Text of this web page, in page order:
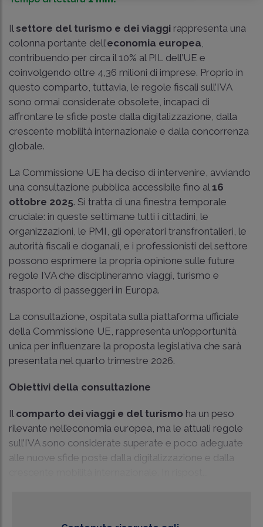
Il settore del turismo e dei viaggi rappresenta una
colonna portante dell’economia europea,
contribuendo per circa il 10% al PIL dell’UE e
coinvolgendo oltre 4,36 milioni di imprese. Proprio in
questo comparto, tuttavia, le regole fiscali sull’IVA
sono ormai considerate obsolete, incapaci di
affrontare le sfide poste dalla digitalizzazione, dalla
crescente mobilità internazionale e dalla concorrenza
globale.
La Commissione UE ha deciso di intervenire, avviando
una consultazione pubblica accessibile fino al16
ottobre 2025. Si tratta di una finestra temporale
cruciale: in queste settimane tutti i cittadini, le
organizzazioni, le PMI, gli operatori transfrontalieri, le
autorità fiscali e doganali, e i professionisti del settore
possono esprimere la propria opinione sulle future
regole IVA che disciplineranno viaggi, turismo e
trasporto di passeggeri in Europa.
La consultazione, ospitata sulla piattaforma ufficiale
della Commissione UE, rappresenta un’opportunità
unica per influenzare la proposta legislativa che sarà
presentata nel quarto trimestre 2026.
Obiettivi della consultazione
Il comparto dei viaggi e del turismo ha un peso
rilevante nell’economia europea, ma le attuali regole
sull’IVA sono considerate superate e poco adeguate
alle nuove sfide poste dalla digitalizzazione e dalla